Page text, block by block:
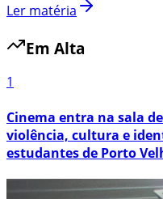
Ler matéria
Em Alta
1
Cinema entra na sala
violência, cultura e
estudantes de Porto